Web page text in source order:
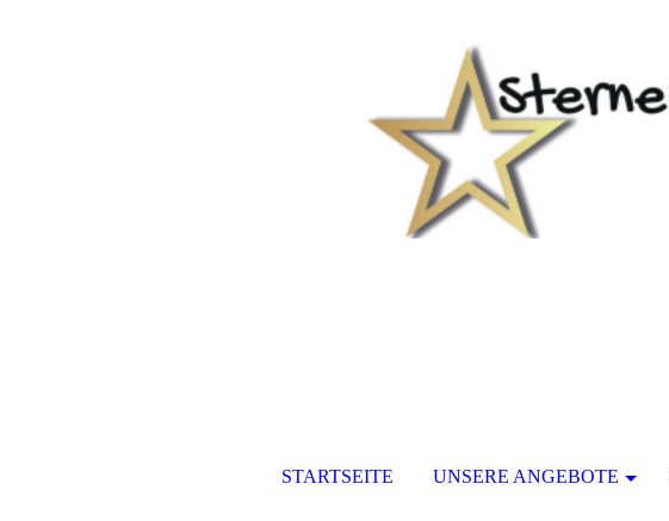
STARTSEITE UNSERE ANGEBOTE